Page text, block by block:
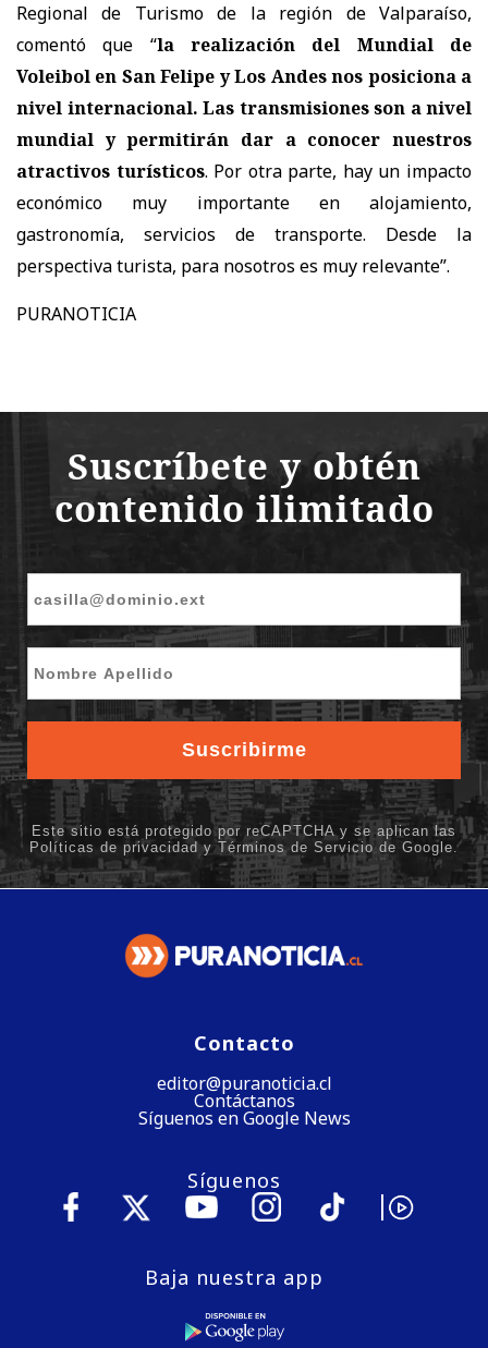
Regional de Turismo de la región de Valparaíso,
comentó que “la realización del Mundial de
Voleibol en San Felipe y Los Andes nos posiciona a
nivel internacional. Las transmisiones son a nivel
mundial y permitirán dar a conocer nuestros
atractivos turísticos. Por otra parte, hay un impacto
económico muy importante en alojamiento,
gastronomía, servicios de transporte. Desde la
perspectiva turista, para nosotros es muy relevante”.
PURANOTICIA
Contacto
editor@puranoticia.cl
Contáctanos
Síguenos en Google News
Síguenos
Baja nuestra app